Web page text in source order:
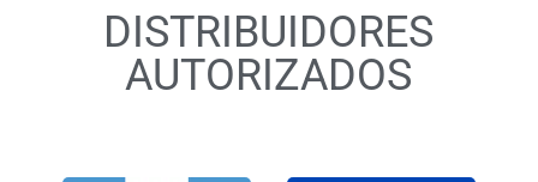
DISTRIBUIDORES
AUTORIZADOS